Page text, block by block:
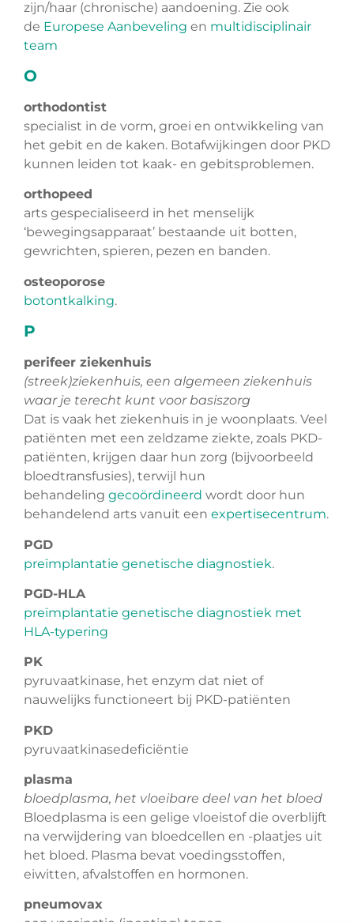
zijn/haar (chronische) aandoening. Zie ook
de Europese Aanbeveling en multidisciplinair
team
O
orthodontist
specialist in de vorm, groei en ontwikkeling van
het gebit en de kaken. Botafwijkingen door PKD
kunnen leiden tot kaak- en gebitsproblemen.
orthopeed
arts gespecialiseerd in het menselijk
‘bewegingsapparaat’ bestaande uit botten,
gewrichten, spieren, pezen en banden.
osteoporose
botontkalking.
P
perifeer ziekenhuis
(streek)ziekenhuis, een algemeen ziekenhuis
waar je terecht kunt voor basiszorg
Dat is vaak het ziekenhuis in je woonplaats. Veel
patiënten met een zeldzame ziekte, zoals PKD-
patiënten, krijgen daar hun zorg (bijvoorbeeld
bloedtransfusies), terwijl hun
behandeling gecoördineerd wordt door hun
behandelend arts vanuit een expertisecentrum.
PGD
preïmplantatie genetische diagnostiek.
PGD-HLA
preïmplantatie genetische diagnostiek met
HLA-typering
PK
pyruvaatkinase, het enzym dat niet of
nauwelijks functioneert bij PKD-patiënten
PKD
pyruvaatkinasedeficiëntie
plasma
bloedplasma, het vloeibare deel van het bloed
Bloedplasma is een gelige vloeistof die overblijft
na verwijdering van bloedcellen en -plaatjes uit
het bloed. Plasma bevat voedingsstoffen,
eiwitten, afvalstoffen en hormonen.
pneumovax